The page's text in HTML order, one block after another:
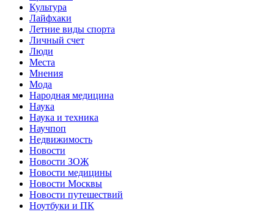
Культура
Лайфхаки
Летние виды спорта
Личный счет
Люди
Места
Мнения
Мода
Народная медицина
Наука
Наука и техника
Научпоп
Недвижимость
Новости
Новости ЗОЖ
Новости медицины
Новости Москвы
Новости путешествий
Ноутбуки и ПК